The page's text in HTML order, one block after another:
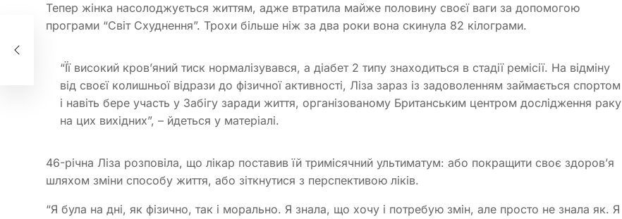
Тепер жінка насолоджується життям, адже втратила майже половину своєї ваги за допомогою
програми “Світ Схуднення”. Трохи більше ніж за два роки вона скинула 82 кілограми.
“Її високий кров’яний тиск нормалізувався, а діабет 2 типу знаходиться в стадії ремісії. На відміну
від своєї колишньої відрази до фізичної активності, Ліза зараз із задоволенням займається спортом
і навіть бере участь у Забігу заради життя, організованому Британським центром дослідження раку
на цих вихідних”, – йдеться у матеріалі.
46-річна Ліза розповіла, що лікар поставив їй тримісячний ультиматум: або покращити своє здоров’я
шляхом зміни способу життя, або зіткнутися з перспективою ліків.
“Я була на дні, як фізично, так і морально. Я знала, що хочу і потребую змін, але просто не знала як. Я